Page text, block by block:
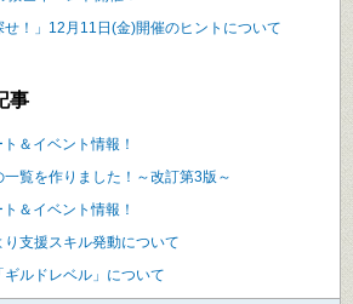
せ！」12月11日(金)開催のヒントについて
事
＆イベント情報！
一覧を作りました！～改訂第3版～
＆イベント情報！
支援スキル発動について
ギルドレベル」について